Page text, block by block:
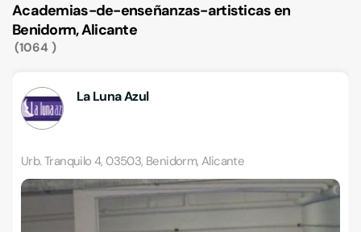
Academias-de-enseñanzas-artisticas en
Benidorm, Alicante
1064
La Luna Azul
Urb. Tranquilo 4, 03503, Benidorm, Alicante